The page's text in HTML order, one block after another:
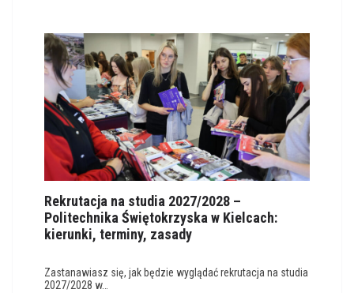
Rekrutacja na studia 2027/2028 –
Politechnika Świętokrzyska w Kielcach:
kierunki, terminy, zasady
Zastanawiasz się, jak będzie wyglądać rekrutacja na studia
2027/2028 w…